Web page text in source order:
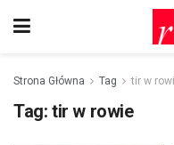
Strona Główna Tag tir w
Tag: tir w rowie